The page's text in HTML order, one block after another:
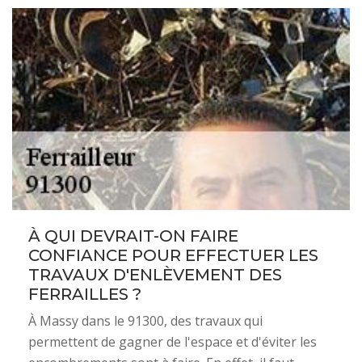
À QUI DEVRAIT-ON FAIRE
CONFIANCE POUR EFFECTUER LES
TRAVAUX D'ENLÈVEMENT DES
FERRAILLES ?
À Massy dans le 91300, des travaux qui
permettent de gagner de l'espace et d'éviter les